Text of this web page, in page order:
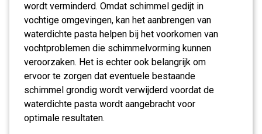
wordt verminderd. Omdat schimmel gedijt in
vochtige omgevingen, kan het aanbrengen van
waterdichte pasta helpen bij het voorkomen van
vochtproblemen die schimmelvorming kunnen
veroorzaken. Het is echter ook belangrijk om
ervoor te zorgen dat eventuele bestaande
schimmel grondig wordt verwijderd voordat de
waterdichte pasta wordt aangebracht voor
optimale resultaten.